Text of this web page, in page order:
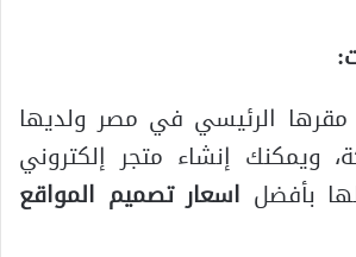
مقرها الرئيسي في مصر ولديها
ويمكنك إنشاء متجر إلكتروني
بأفضل اسعار تصميم المواقع